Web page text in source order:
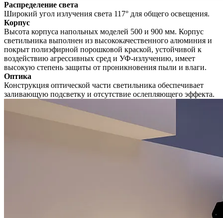
Распределение света
Широкий угол излучения света 117° для общего освещения.
Корпус
Высота корпуса напольных моделей 500 и 900 мм. Корпус
светильника выполнен из высококачественного алюминия и
покрыт полиэфирной порошковой краской, устойчивой к
воздействию агрессивных сред и УФ-излучению, имеет
высокую степень защиты от проникновения пыли и влаги.
Оптика
Конструкция оптической части светильника обеспечивает
заливающую подсветку и отсутствие ослепляющего эффекта.